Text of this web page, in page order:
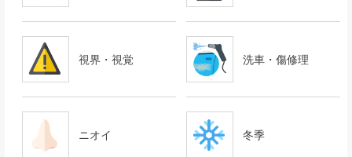
視界・視覚 洗車・傷修理
ニオイ 冬季